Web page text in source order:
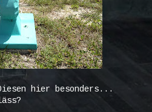
hier besonders...